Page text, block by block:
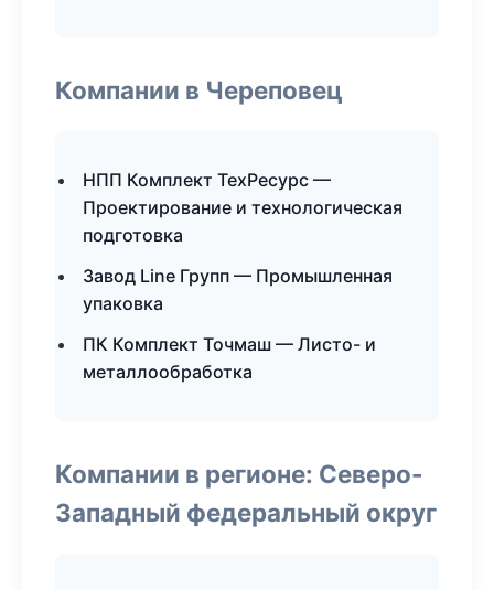
Компании в Череповец
НПП Комплект ТехРесурс —
Проектирование и технологическая
подготовка
Завод Line Групп — Промышленная
упаковка
ПК Комплект Точмаш — Листо- и
металлообработка
Компании в регионе: Северо-
Западный федеральный округ